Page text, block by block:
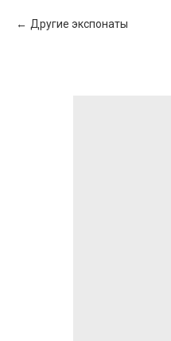
Другие экспонаты